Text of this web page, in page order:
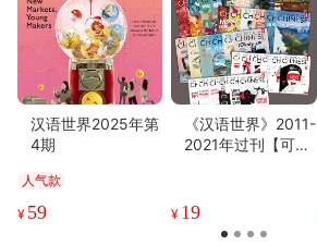
汉语世界2025年第
4期
人气款
¥ 59
《汉语世界》2011-
2021年过刊【可备
¥ 19